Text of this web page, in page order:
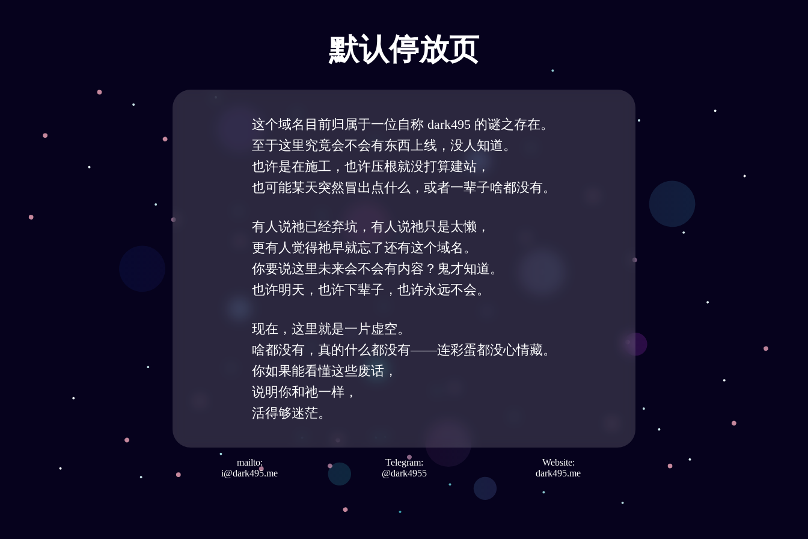
默认停放页
这个域名目前归属于一位自称 dark495 的谜之存在。
至于这里究竟会不会有东西上线，没人知道。
也许是在施工，也许压根就没打算建站，
也可能某天突然冒出点什么，或者一辈子啥都没有。
有人说祂已经弃坑，有人说祂只是太懒，
更有人觉得祂早就忘了还有这个域名。
你要说这里未来会不会有内容？鬼才知道。
也许明天，也许下辈子，也许永远不会。
现在，这里就是一片虚空。
啥都没有，真的什么都没有——连彩蛋都没心情藏。
你如果能看懂这些废话，
说明你和祂一样，
活得够迷茫。
mailto:
i@dark495.me
Telegram:
@dark4955
Website:
dark495.me